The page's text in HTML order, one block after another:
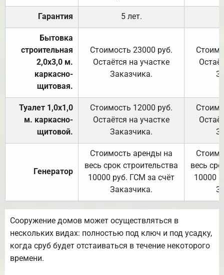
Гарантия 5 лет.
Бытовка
строительная
2,0х3,0 м.
каркасно-
щитовая.
Стоимость 23000 руб.
Остаётся на участке
Заказчика.
Туалет 1,0х1,0
м. каркасно-
щитовой.
Стоимость 12000 руб.
Остаётся на участке
Заказчика.
Генератор
Стоимость аренды на
весь срок строительства
10000 руб. ГСМ за счёт
Заказчика.
весь
10000
Сооружение домов может осуществляться в
нескольких видах: полностью под ключ и под усадку,
когда сруб будет отстаиваться в течение некоторого
времени.